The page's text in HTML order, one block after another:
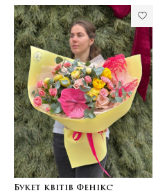
Букет квітів Фенікс